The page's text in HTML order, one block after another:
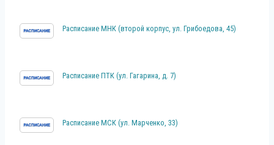
Расписание МНК (второй корпус, ул. Грибоедова, 45)
Расписание ПТК (ул. Гагарина, д. 7)
Расписание МСК (ул. Марченко, 33)